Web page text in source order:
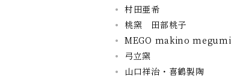
村田亜希
桃窯 田部桃子
MEGO makino megumi
弓立窯
山口祥治・喜鶴製陶